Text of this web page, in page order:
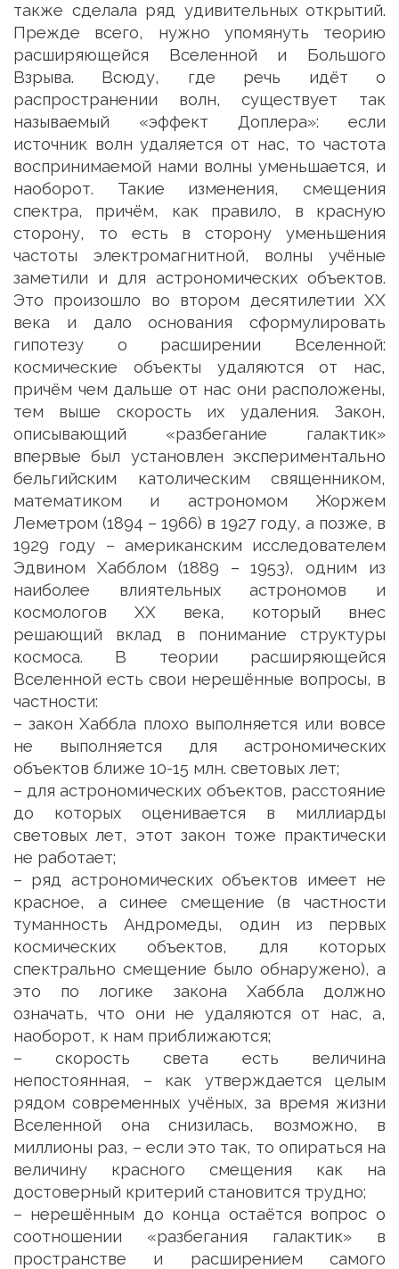
также сделала ряд удивительных открытий.
Прежде всего, нужно упомянуть теорию
расширяющейся Вселенной и Большого
Взрыва. Всюду, где речь идёт о
распространении волн, существует так
называемый «эффект Доплера»: если
источник волн удаляется от нас, то частота
воспринимаемой нами волны уменьшается, и
наоборот. Такие изменения, смещения
спектра, причём, как правило, в красную
сторону, то есть в сторону уменьшения
частоты электромагнитной, волны учёные
заметили и для астрономических объектов.
Это произошло во втором десятилетии XX
века и дало основания сформулировать
гипотезу о расширении Вселенной:
космические объекты удаляются от нас,
причём чем дальше от нас они расположены,
тем выше скорость их удаления. Закон,
описывающий «разбегание галактик»
впервые был установлен экспериментально
бельгийским католическим священником,
математиком и астрономом Жоржем
Леметром (1894 – 1966) в 1927 году, а позже, в
1929 году – американским исследователем
Эдвином Хабблом (1889 – 1953), одним из
наиболее влиятельных астрономов и
космологов XX века, который внес
решающий вклад в понимание структуры
космоса. В теории расширяющейся
Вселенной есть свои нерешённые вопросы, в
частности:
– закон Хаббла плохо выполняется или вовсе
не выполняется для астрономических
объектов ближе 10-15 млн. световых лет;
– для астрономических объектов, расстояние
до которых оценивается в миллиарды
световых лет, этот закон тоже практически
не работает;
– ряд астрономических объектов имеет не
красное, а синее смещение (в частности
туманность Андромеды, один из первых
космических объектов, для которых
спектрально смещение было обнаружено), а
это по логике закона Хаббла должно
означать, что они не удаляются от нас, а,
наоборот, к нам приближаются;
– скорость света есть величина
непостоянная, – как утверждается целым
рядом современных учёных, за время жизни
Вселенной она снизилась, возможно, в
миллионы раз, – если это так, то опираться на
величину красного смещения как на
достоверный критерий становится трудно;
– нерешённым до конца остаётся вопрос о
соотношении «разбегания галактик» в
пространстве и расширением самого